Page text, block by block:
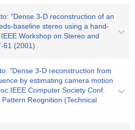
"Dense 3-D reconstruction of an
baseline stereo using a hand-
Workshop on Stereo and
61 (2001)
"Dense 3-D reconstruction from
by estimating camera motion
Computer Society Conf.
Reognition (Technical